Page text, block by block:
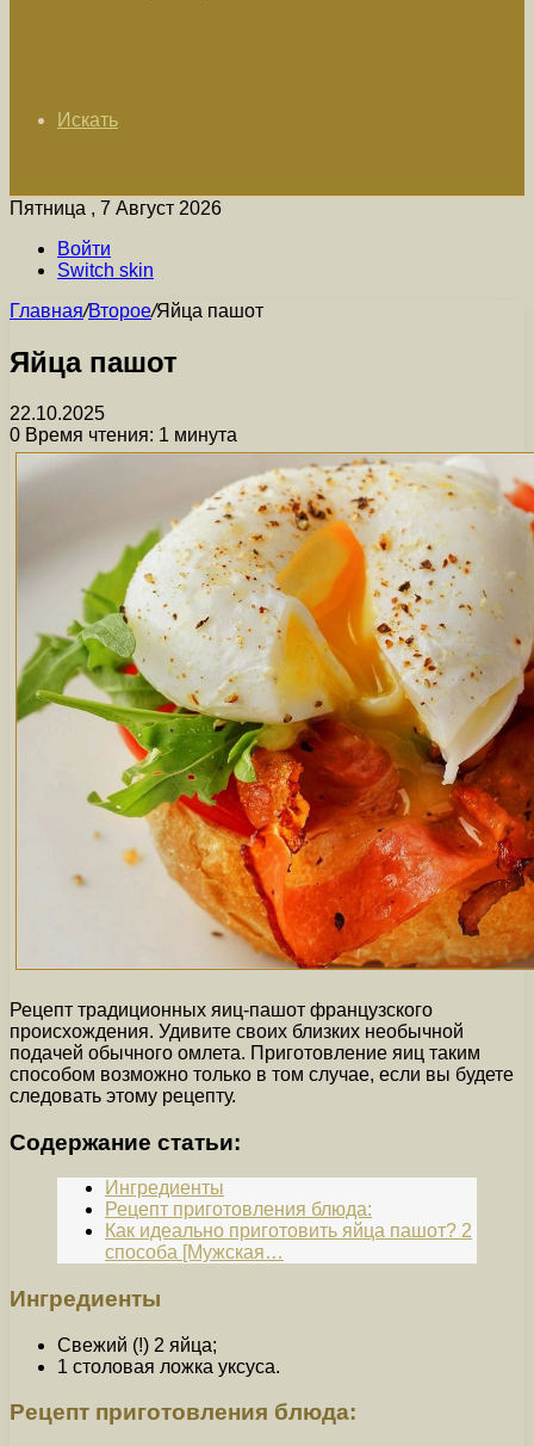
Искать
Пятница , 7 Август 2026
Войти
Switch skin
Главная/Второе/Яйца пашот
Яйца пашот
22.10.2025
0 Время чтения: 1 минута
Рецепт традиционных яиц-пашот французского
происхождения. Удивите своих близких необычной
подачей обычного омлета. Приготовление яиц таким
способом возможно только в том случае, если вы будете
следовать этому рецепту.
Содержание статьи:
Ингредиенты
Рецепт приготовления блюда:
Как идеально приготовить яйца пашот? 2
способа [Мужская…
Ингредиенты
Свежий (!) 2 яйца;
1 столовая ложка уксуса.
Рецепт приготовления блюда: